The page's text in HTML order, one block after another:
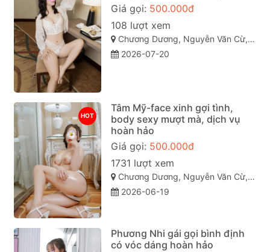
Giá gọi: 500.000đ
108 lượt xem
Chương Dương, Nguyễn Văn Cừ, Quy Nhơn, Bình Định
2026-07-20
HOT
Tâm Mỹ-face xinh gợi tình,
body sexy mượt mà, dịch vụ
hoàn hảo
Giá gọi: 500.000đ
1731 lượt xem
Chương Dương, Nguyễn Văn Cừ, TP Quy Nhơn
2026-06-19
Phương Nhi gái gọi bình định
có vóc dáng hoàn hảo